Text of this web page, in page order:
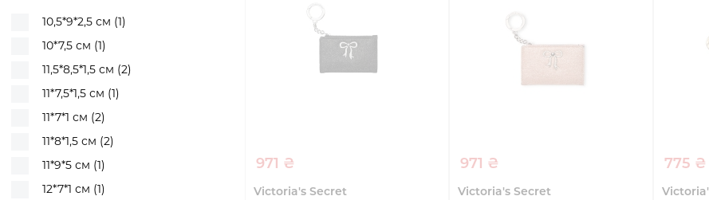
10,5*9*2,5 см (1)
10*7,5 см (1)
11,5*8,5*1,5 см (2)
11*7,5*1,5 см (1)
11*7*1 см (2)
11*8*1,5 см (2)
11*9*5 см (1)
12*7*1 см (1)
971 ₴
Victoria's Secret
971 ₴
Victoria's Secret
775 ₴